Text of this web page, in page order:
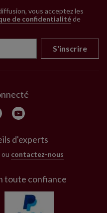
vous acceptez les
de confidentialitéde
S'inscrire
d'experts
ou contactez-nous
toute confiance